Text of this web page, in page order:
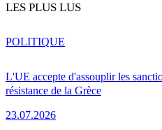
LES PLUS LUS
L'UE accepte d'assouplir les
résistance de la Grèce
23.07.2026
POLITIQUE